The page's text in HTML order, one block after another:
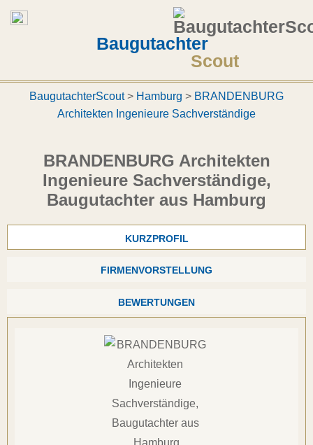
Baugutachter
Scout
BaugutachterScout> Hamburg > BRANDENBURG
Architekten Ingenieure Sachverständige
BRANDENBURG Architekten
Ingenieure Sachverständige,
Baugutachter aus Hamburg
KURZPROFIL
FIRMENVORSTELLUNG
BEWERTUNGEN